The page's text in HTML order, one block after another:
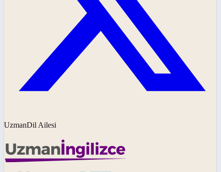
UzmanDil Ailesi